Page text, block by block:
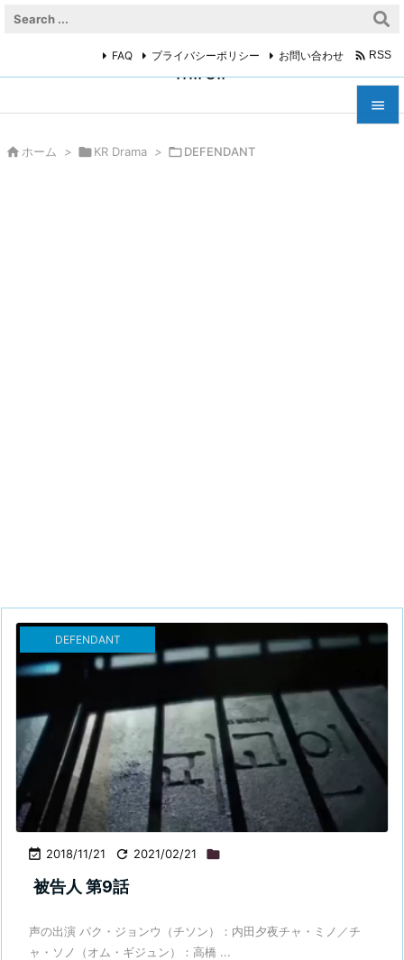
miroir

FAQ プライバシーポリシー お問い合わせ  RSS
 ホーム > KR Drama > DEFENDANT
 2018/11/21  2021/02/21 
DEFENDANT
被告人 第9話
声の出演 パク・ジョンウ（チソン）：内田夕夜チャ・ミノ／チ
ャ・ソノ（オム・ギジュン）：高橋 ...